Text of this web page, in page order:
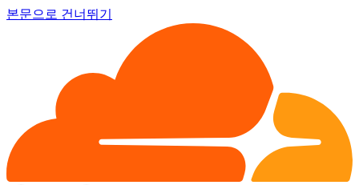
본문으로 건너뛰기